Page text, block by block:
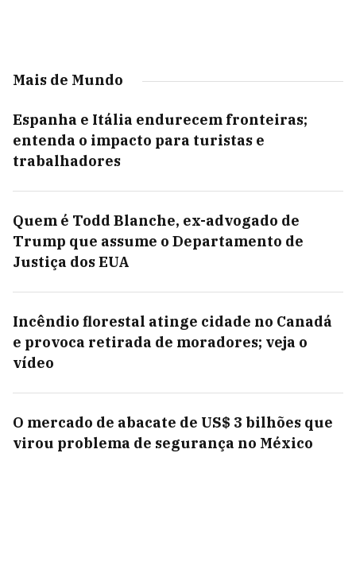
Mais de Mundo
Espanha e Itália endurecem fronteiras;
entenda o impacto para turistas e
trabalhadores
Quem é Todd Blanche, ex-advogado de
Trump que assume o Departamento de
Justiça dos EUA
Incêndio florestal atinge cidade no Canadá
e provoca retirada de moradores; veja o
vídeo
O mercado de abacate de US$ 3 bilhões que
virou problema de segurança no México